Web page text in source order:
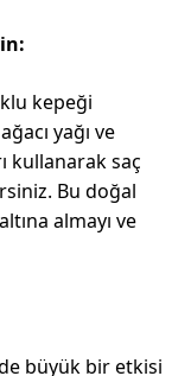
kepeği
yağı ve
kullanarak saç
Bu doğal
almayı ve
büyük bir etkisi